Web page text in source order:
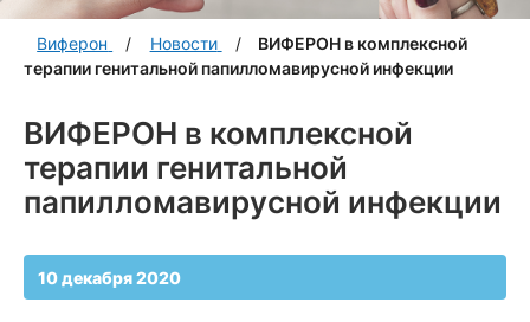
Виферон Новости
ВИФЕРОН в комплексной
терапии генитальной папилломавирусной инфекции
ВИФЕРОН в комплексной
терапии генитальной
папилломавирусной инфекции
10 декабря 2020